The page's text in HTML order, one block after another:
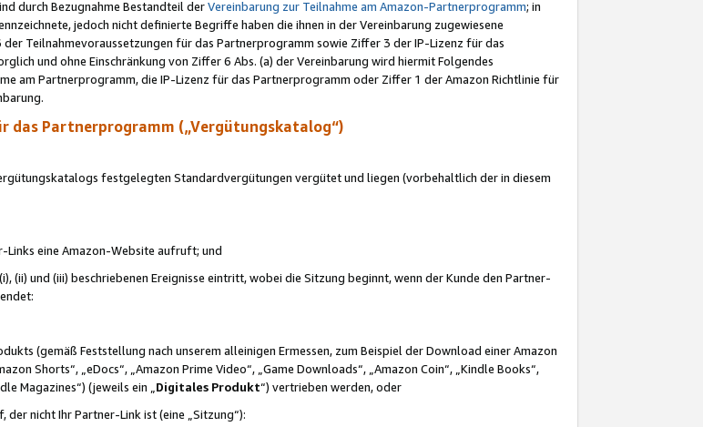
durch Bezugnahme Bestandteil derVereinbarung zur Teilnahme am Amazon-Partnerprogramm; in
jedoch nicht definierte Begriffe haben die ihnen in der Vereinbarung zugewiesene
Teilnahmevoraussetzungen für das Partnerprogramm sowie Ziffer 3 der IP-Lizenz für das
und ohne Einschränkung von Ziffer 6 Abs. (a) der Vereinbarung wird hiermit Folgendes
am Partnerprogramm, die IP-Lizenz für das Partnerprogramm oder Ziffer 1 der Amazon Richtlinie für
das Partnerprogramm („Vergütungskatalog“)
festgelegten Standardvergütungen vergütet und liegen (vorbehaltlich der in diesem
eine Amazon-Website aufruft; und
und (iii) beschriebenen Ereignisse eintritt, wobei die Sitzung beginnt, wenn der Kunde den Partner-
(gemäß Feststellung nach unserem alleinigen Ermessen, zum Beispiel der Download einer Amazon
Shorts“, „eDocs“, „Amazon Prime Video“, „Game Downloads“, „Amazon Coin“, „Kindle Books“,
Magazines“) (jeweils ein „ Digitales Produkt“) vertrieben werden, oder
nicht Ihr Partner-Link ist (eine „Sitzung“):